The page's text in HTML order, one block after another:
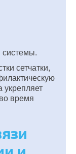
системы.
сетчатки,
укрепляет
время